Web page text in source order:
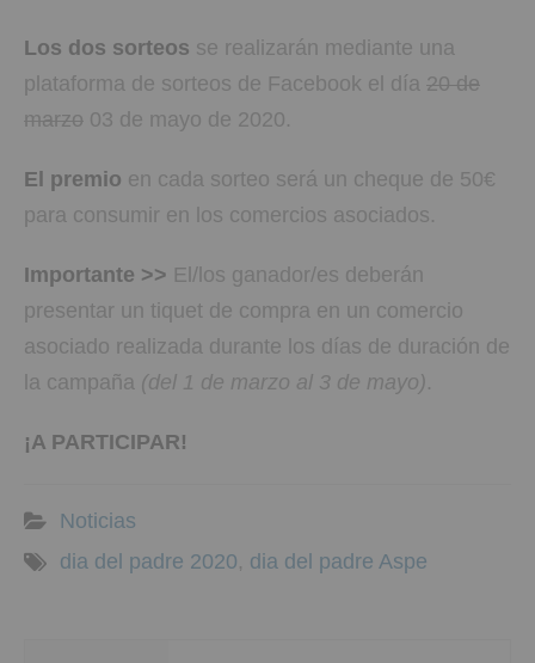
Los dos sorteos se realizarán mediante una
plataforma de sorteos de Facebook el día 20 de
marzo 03 de mayo de 2020.
El premio en cada sorteo será un cheque de 50€
para consumir en los comercios asociados.
Importante >> El/los ganador/es deberán
presentar un tiquet de compra en un comercio
asociado realizada durante los días de duración de
la campaña (del 1 de marzo al 3 de mayo).
¡A PARTICIPAR!
Noticias
dia del padre 2020, dia del padre Aspe